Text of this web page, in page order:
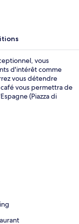
vous
d'intérêt comme
vous détendre
vous permettra de
(Piazza di
personnel
sont
se situe à
del Popolo, à 3